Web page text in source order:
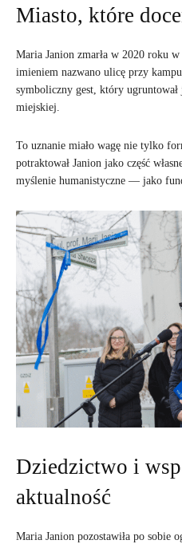
Miasto, które
Maria Janion zmarła w 2020 roku
imieniem nazwano ulicę przy
symboliczny gest, który ugruntował
miejskiej.
To uznanie miało wagę nie tylko
potraktował Janion jako część
myślenie humanistyczne — jako
Dziedzictwo i
aktualność
Maria Janion pozostawiła po sobie